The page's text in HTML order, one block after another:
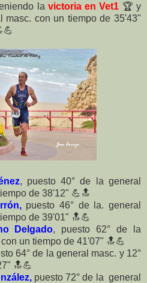
la victoria en Vet1 🏆 y
masc. con un tiempo de 35'43"
, puesto 40° de la general
de 38'12" 💪🔝
puesto 46° de la. general
de 39'01" 🔝💪
Delgado, puesto 62° de la
un tiempo de 41'07" 🔝💪
64° de la general masc. y 12°
🔝💪
puesto 72° de la general